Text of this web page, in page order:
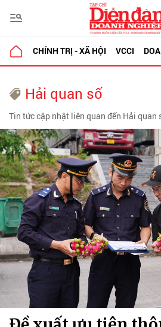
CHÍNH TRỊ - XÃ HỘI VCCI
Hải quan số
Tin tức cập nhật liên quan đến Hải quan